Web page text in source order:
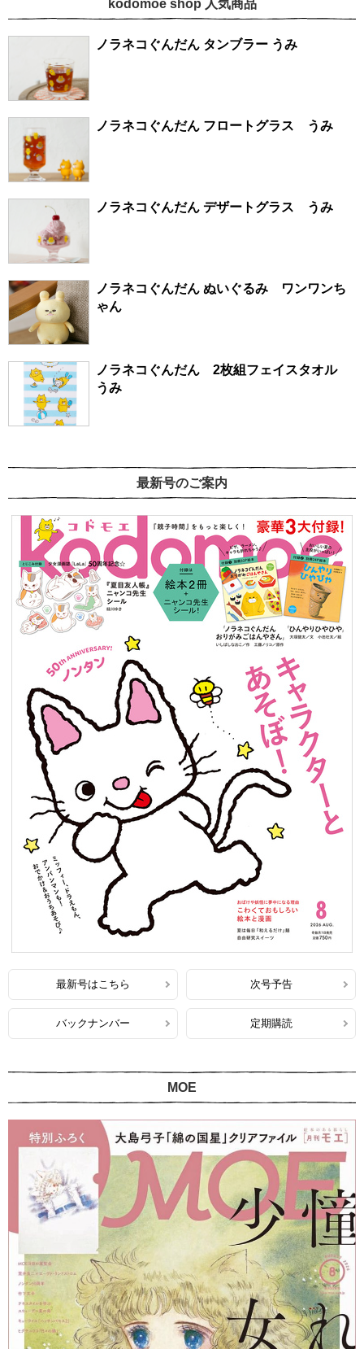
kodomoe shop 人気商品
ノラネコぐんだん タンブラー うみ
ノラネコぐんだん フロートグラス うみ
ノラネコぐんだん デザートグラス うみ
ノラネコぐんだん ぬいぐるみ ワンワンち
ゃん
ノラネコぐんだん 2枚組フェイスタオル
うみ
最新号のご案内
最新号はこちら 次号予告
バックナンバー 定期購読
MOE